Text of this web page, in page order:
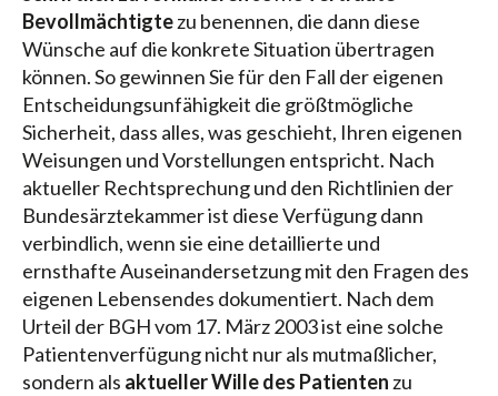
Bevollmächtigtezu benennen, die dann diese
Wünsche auf die konkrete Situation übertragen
können. So gewinnen Sie für den Fall der eigenen
Entscheidungsunfähigkeit die größtmögliche
Sicherheit, dass alles, was geschieht, Ihren eigenen
Weisungen und Vorstellungen entspricht. Nach
aktueller Rechtsprechung und den Richtlinien der
Bundesärztekammer ist diese Verfügung dann
verbindlich, wenn sie eine detaillierte und
ernsthafte Auseinandersetzung mit den Fragen des
eigenen Lebensendes dokumentiert. Nach dem
Urteil der BGH vom 17. März 2003 ist eine solche
Patientenverfügung nicht nur als mutmaßlicher,
sondern als aktueller Wille des Patienten zu